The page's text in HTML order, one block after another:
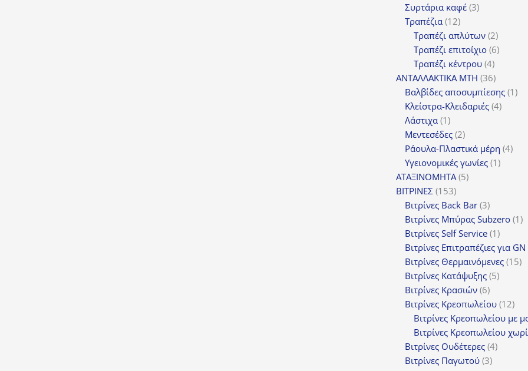
Συρτάρια καφέ 33
Τραπέζια 1212
προϊόντα
Τραπέζι απλύτων 22
προϊόντα
Τραπέζι επιτοίχιο 66
Τραπέζι κέντρου 44
προϊόντα
ΑΝΤΑΛΛΑΚΤΙΚΑ MTH 3636
προϊόντα
Βαλβίδες αποσυμπίεσης 11
Κλείστρα-Κλειδαριές 44
Λάστιχα 11
προϊόν
Μεντεσέδες 22
προϊόντα
Ράουλα-Πλαστικά μέρη 44
Υγειονομικές γωνίες 11
ΑΤΑΞΙΝΟΜΗΤΑ 55
ΒΙΤΡΙΝΕΣ 153153
προϊόντα
Βιτρίνες Back Bar 33
προϊόντα
Βιτρίνες Mπύρας Subzero 11
Βιτρίνες Self Service 11
προϊόν
Βιτρίνες Επιτραπέζιες για GN
Βιτρίνες Θερμαινόμενες 1515
Βιτρίνες Κατάψυξης 55
Βιτρίνες Κρασιών 66
προϊόντα
Βιτρίνες Κρεοπωλείου 1212
Βιτρίνες Κρεοπωλείου με
Βιτρίνες Κρεοπωλείου
Βιτρίνες Ουδέτερες 44
Βιτρίνες Παγωτού 33